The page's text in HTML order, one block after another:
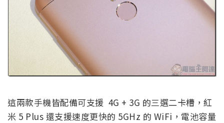
這兩款手機皆配備可支援 4G + 3G 的三選二卡槽，紅
米 5 Plus 還支援速度更快的 5GHz 的 WiFi，電池容量